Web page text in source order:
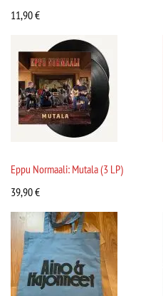
11,90€
Eppu Normaali: Mutala (3 LP)
39,90€